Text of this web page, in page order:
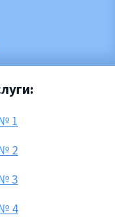
1
2
3
4